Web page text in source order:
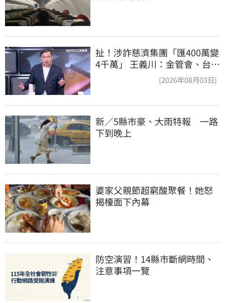
扯！涉詐慈濟集團「匯400萬變
4千萬」 王義川：金管會、台銀
(2026年08月03日)
新／5縣市豪、大雨特報　一路
下到晚上
婆家父親節超窮酸聚餐！她怒
揭檯面下內幕
防空演習！14縣市斷網時間、
注意事項一覽